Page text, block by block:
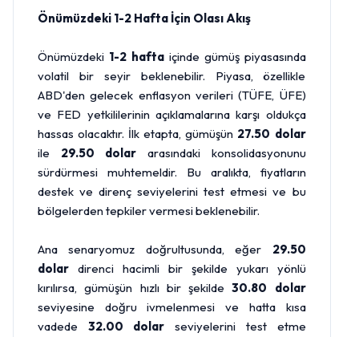
Önümüzdeki 1-2 Hafta İçin Olası Akış
Önümüzdeki 1-2 haftaiçinde gümüş piyasasında
volatil bir seyir beklenebilir. Piyasa, özellikle
ABD'den gelecek enflasyon verileri (TÜFE, ÜFE)
ve FED yetkililerinin açıklamalarına karşı oldukça
hassas olacaktır. İlk etapta, gümüşün 27.50 dolar
ile 29.50 dolar arasındaki konsolidasyonunu
sürdürmesi muhtemeldir. Bu aralıkta, fiyatların
destek ve direnç seviyelerini test etmesi ve bu
bölgelerden tepkiler vermesi beklenebilir.
Ana senaryomuz doğrultusunda, eğer 29.50
dolar direnci hacimli bir şekilde yukarı yönlü
kırılırsa, gümüşün hızlı bir şekilde30.80 dolar
seviyesine doğru ivmelenmesi ve hatta kısa
vadede 32.00 dolar seviyelerini test etme